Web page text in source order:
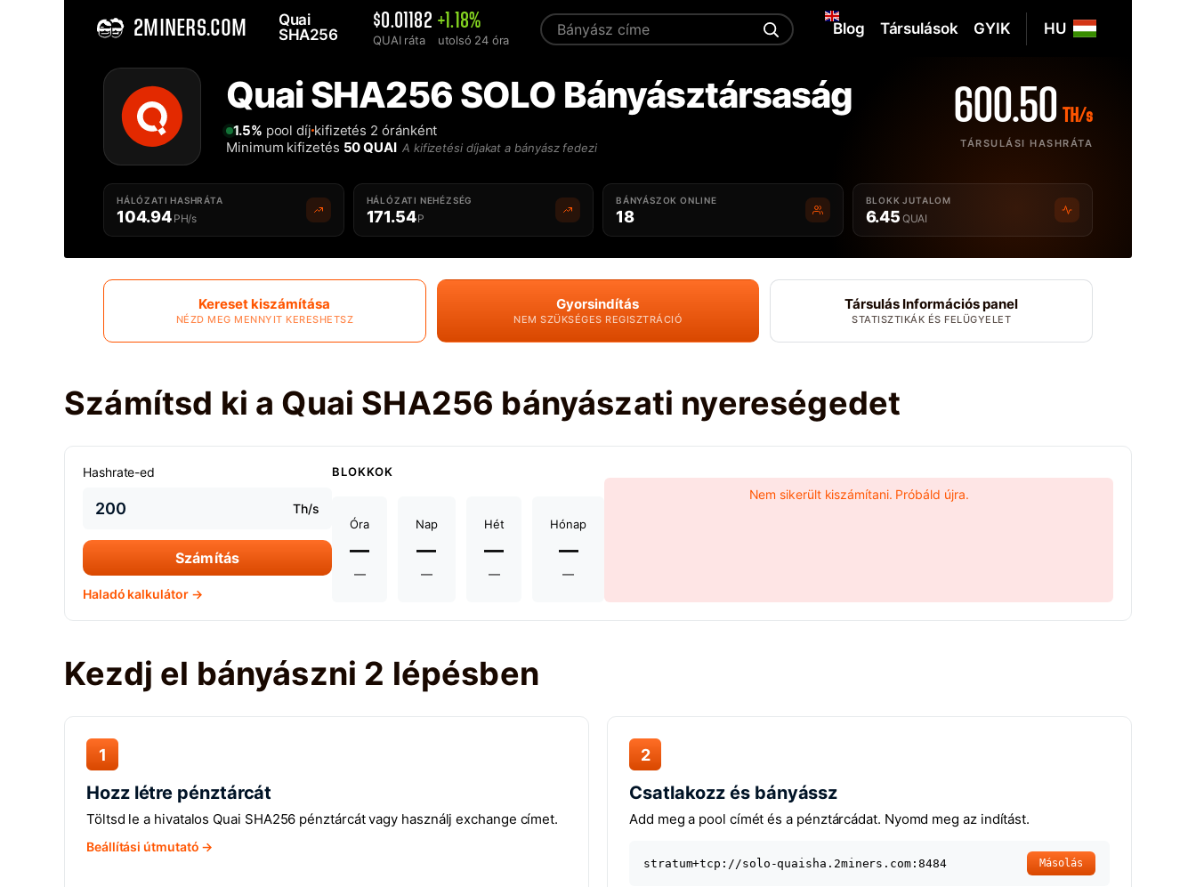
2MINERS.COM
Quai
SHA256
$0.01182
QUAI ráta
+1.18%
utolsó 24 óra
HU
Blog Társulások GYIK
Solo Quai SHA256 QUAISHA Bányásztársulás - 2MinersQuai SHA256 SOLO Bányásztársaság
1.5% pool díj kifizetés 2 óránként
Minimum kifizetés 50 QUAI A kifizetési díjakat a bányász fedezi
600.50 TH/s
TÁRSULÁSI HASHRÁTA
HÁLÓZATI HASHRÁTA
104.94 PH/s
HÁLÓZATI NEHÉZSÉG
171.54P
BÁNYÁSZOK ONLINE
18
BLOKK JUTALOM
6.45 QUAI
Kereset kiszámítása
NÉZD MEG MENNYIT KERESHETSZ
Gyorsindítás
NEM SZÜKSÉGES REGISZTRÁCIÓ
Társulás Információs panel
STATISZTIKÁK ÉS FELÜGYELET
Számítsd ki a Quai SHA256 bányászati nyereségedet
Hashrate-ed
Th/s
Számítás
Haladó kalkulátor →
BLOKKOK
Óra
—
—
Nap
—
—
Hét
—
—
Hónap
—
—
Nem sikerült kiszámítani. Próbáld újra.
Kezdj el bányászni 2 lépésben
1
Hozz létre pénztárcát
Töltsd le a hivatalos Quai SHA256 pénztárcát vagy használj exchange címet.
Beállítási útmutató →
2
Csatlakozz és bányássz
Add meg a pool címét és a pénztárcádat. Nyomd meg az indítást.
stratum+tcp://solo-quaisha.2miners.com:8484 Másolás